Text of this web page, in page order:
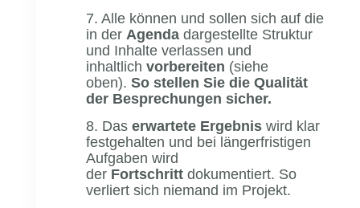
7. Alle können und sollen sich auf die
in der Agenda dargestellte Struktur
und Inhalte verlassen und
inhaltlich vorbereiten (siehe
oben). So stellen Sie die Qualität
der Besprechungen sicher.
8. Das erwartete Ergebnis wird klar
festgehalten und bei längerfristigen
Aufgaben wird
der Fortschritt dokumentiert. So
verliert sich niemand im Projekt.